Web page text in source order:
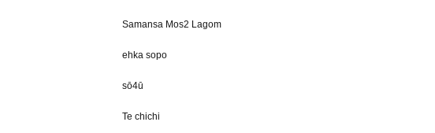
Samansa Mos2 Lagom
ehka sopo
sō4ū
Te chichi